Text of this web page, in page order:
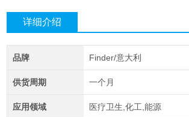
详细介绍
品牌 Finder/意大利
供货周期 一个月
应用领域 医疗卫生,化工,能源